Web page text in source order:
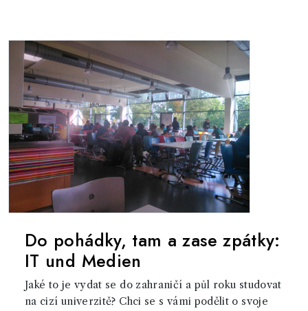
Do pohádky, tam a zase zpátky:
IT und Medien
Jaké to je vydat se do zahraničí a půl roku studovat
na cizí univerzitě? Chci se s vámi podělit o svoje